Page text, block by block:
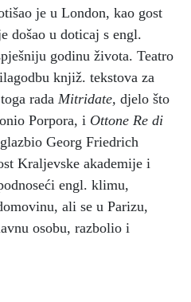
je u London, kao gost
došao u doticaj s engl.
godinu života. Teatro
knjiž. tekstova za
rada Mitridate, djelo što
Porpora, i Ottone Re di
Georg Friedrich
Kraljevske akademije i
engl. klimu,
ali se u Parizu,
osobu, razbolio i